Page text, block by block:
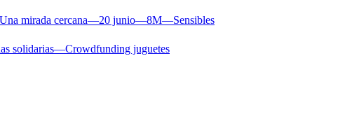
Una mirada cercana—20 junio—8M—Sensibles
solidarias—Crowdfunding juguetes